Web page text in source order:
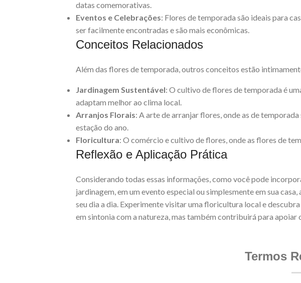
datas comemorativas.
Eventos e Celebrações: Flores de temporada são ideais para
ser facilmente encontradas e são mais econômicas.
Conceitos Relacionados
Além das flores de temporada, outros conceitos estão
Jardinagem Sustentável: O cultivo de flores de temporada é
adaptam melhor ao clima local.
Arranjos Florais: A arte de arranjar flores, onde as de
estação do ano.
Floricultura: O comércio e cultivo de flores, onde as flores de
Reflexão e Aplicação Prática
Considerando todas essas informações, como você pode
jardinagem, em um evento especial ou simplesmente em sua
seu dia a dia. Experimente visitar uma floricultura local e
em sintonia com a natureza, mas também contribuirá para apoiar
Termos